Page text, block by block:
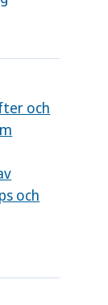
och
och